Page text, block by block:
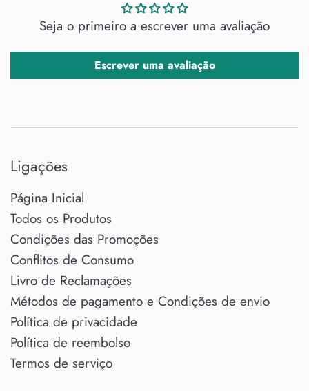
Seja o primeiro a escrever uma avaliação
Escrever uma avaliação
Ligações
Página Inicial
Todos os Produtos
Condições das Promoções
Conflitos de Consumo
Livro de Reclamações
Métodos de pagamento e Condições de envio
Política de privacidade
Política de reembolso
Termos de serviço